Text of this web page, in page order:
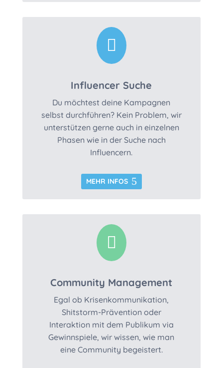

Influencer Suche
Du möchtest deine Kampagnen
selbst durchführen? Kein Problem, wir
unterstützen gerne auch in einzelnen
Phasen wie in der Suche nach
Influencern.
MEHR INFOS

Community Management
Egal ob Krisenkommunikation,
Shitstorm-Prävention oder
Interaktion mit dem Publikum via
Gewinnspiele, wir wissen, wie man
eine Community begeistert.